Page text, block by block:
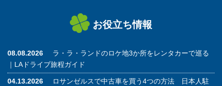
お役立ち情報
08.08.2026
ラ・ラ・ランドのロケ地3か所をレンタカーで巡る
｜LAドライブ旅程ガイド
04.13.2026
ロサンゼルスで中古車を買う4つの方法 日本人駐